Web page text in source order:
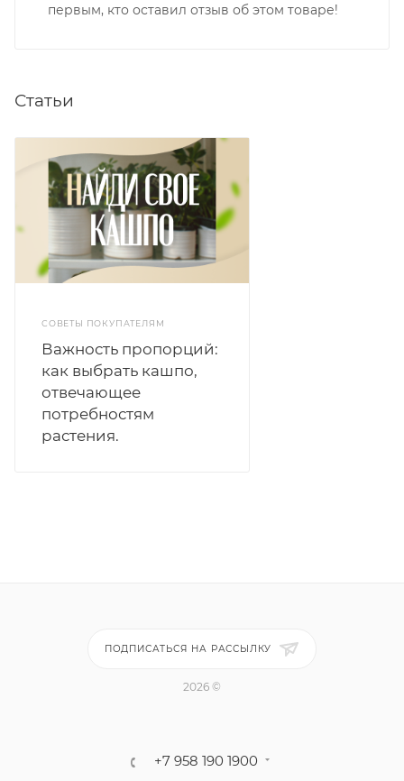
первым, кто оставил отзыв об этом товаре!
Статьи
СОВЕТЫ ПОКУПАТЕЛЯМ
Важность пропорций:
как выбрать кашпо,
отвечающее
потребностям
растения.
ПОДПИСАТЬСЯ НА РАССЫЛКУ
2026 ©
+7 958 190 1900